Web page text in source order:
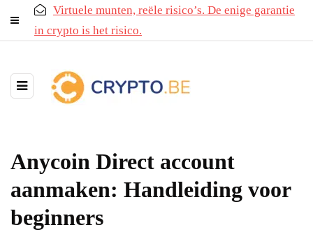
Virtuele munten, reële risico’s. De enige garantie
in crypto is het risico.
Anycoin Direct account
aanmaken: Handleiding voor
beginners